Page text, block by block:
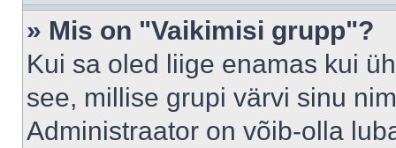
» Mis on "Vaikimisi grupp"?
Kui sa oled liige enamas kui
see, millise grupi värvi sinu
Administraator on võib-olla